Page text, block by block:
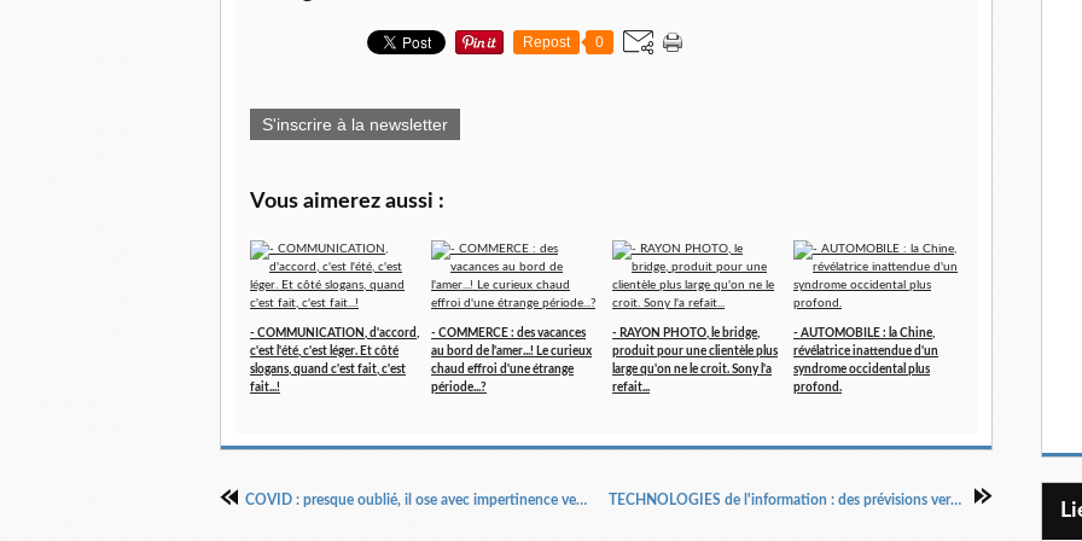
Repost 0
S'inscrire à la newsletter
Vous aimerez aussi :
- COMMUNICATION, d'accord,
c'est l'été, c'est léger. Et côté
slogans, quand c'est fait, c'est
fait...!
- COMMERCE : des vacances
au bord de l'amer...! Le curieux
chaud effroi d'une étrange
période...?
- RAYON PHOTO, le bridge,
produit pour une clientèle plus
large qu'on ne le croit. Sony l'a
refait...
- AUTOMOBILE : la Chine,
révélatrice inattendue d'un
syndrome occidental plus
profond.
COVID : presque oublié, il ose avec impertinence venir se glisser à nouveau dans l'actu.... TECHNOLOGIES de l'information : des prévisions vertigineuses pour les dépenses à venir...